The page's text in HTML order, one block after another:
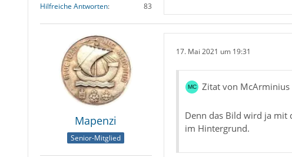
Hilfreiche Antworten
83
Mapenzi
Senior-Mitglied
17. Mai 2021 um 19:31
Zitat von McArminius
Denn das Bild wird ja mit
im Hintergrund.